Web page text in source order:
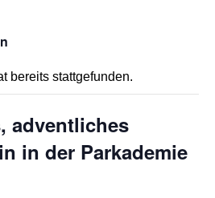
bereits stattgefunden.
adventliches
in der Parkademie